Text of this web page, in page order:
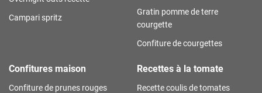
Campari spritz
Gratin pomme de terre
courgette
Confiture de courgettes
Confitures maison
Confiture de prunes rouges
Recettes à la tomate
Recette coulis de tomates